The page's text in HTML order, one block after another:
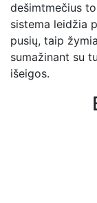
dešimtmečius
sistema leidžia
pusių, taip
sumažinant su
išeigos.